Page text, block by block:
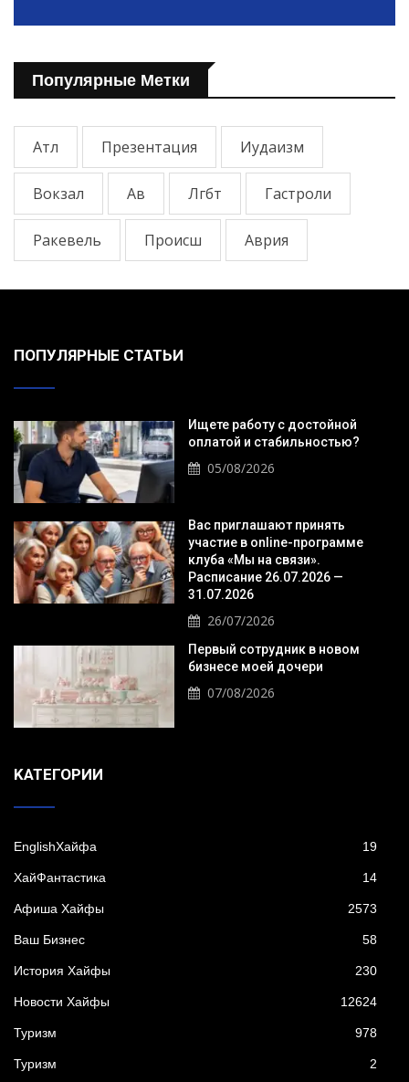
Популярные Метки
Атл Презентация Иудаизм
Вокзал Ав Лгбт Гастроли
Ракевель Происш Аврия
ПОПУЛЯРНЫЕ СТАТЬИ
Ищете работу с достойной
оплатой и стабильностью?
05/08/2026
Вас приглашают принять
участие в online-программе
клуба «Мы на связи».
Расписание 26.07.2026 —
31.07.2026
26/07/2026
Первый сотрудник в новом
бизнесе моей дочери
07/08/2026
KАТЕГОРИИ
EnglishХайфа 19
XайФантастика 14
Афиша Хайфы 2573
Ваш Бизнес 58
История Хайфы 230
Новости Хайфы 12624
Туризм 978
Туризм 2